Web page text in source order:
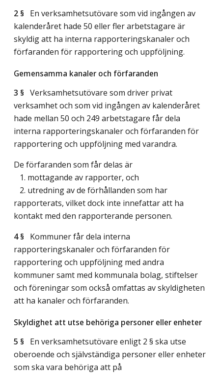
2 § En verksamhetsutövare som vid ingången av
kalenderåret hade 50 eller fler arbetstagare är
skyldig att ha interna rapporteringskanaler och
förfaranden för rapportering och uppföljning.
Gemensamma kanaler och förfaranden
3 § Verksamhetsutövare som driver privat
verksamhet och som vid ingången av kalenderåret
hade mellan 50 och 249 arbetstagare får dela
interna rapporteringskanaler och förfaranden för
rapportering och uppföljning med varandra.
De förfaranden som får delas är
1. mottagande av rapporter, och
2. utredning av de förhållanden som har
rapporterats, vilket dock inte innefattar att ha
kontakt med den rapporterande personen.
4 § Kommuner får dela interna
rapporteringskanaler och förfaranden för
rapportering och uppföljning med andra
kommuner samt med kommunala bolag, stiftelser
och föreningar som också omfattas av skyldigheten
att ha kanaler och förfaranden.
Skyldighet att utse behöriga personer eller enheter
5 § En verksamhetsutövare enligt 2 § ska utse
oberoende och självständiga personer eller enheter
som ska vara behöriga att på